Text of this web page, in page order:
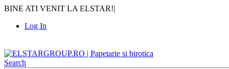
BINE ATI VENIT LA ELSTAR!|
Log In
Search